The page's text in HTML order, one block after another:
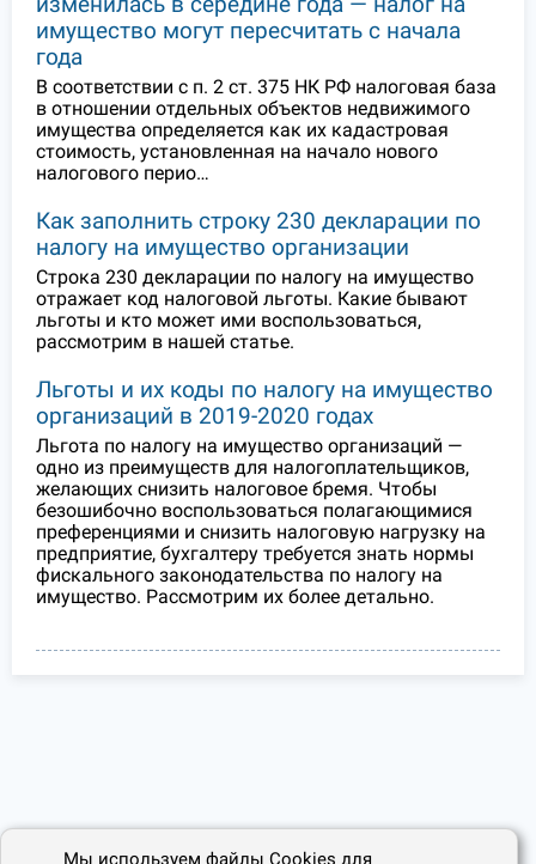
имущество могут пересчитать с начала
года
В соответствии с п. 2 ст. 375 НК РФ налоговая база
в отношении отдельных объектов недвижимого
имущества определяется как их кадастровая
стоимость, установленная на начало нового
налогового перио…
Как заполнить строку 230 декларации по
налогу на имущество организации
Строка 230 декларации по налогу на имущество
отражает код налоговой льготы. Какие бывают
льготы и кто может ими воспользоваться,
рассмотрим в нашей статье.
Льготы и их коды по налогу на имущество
организаций в 2019-2020 годах
Льгота по налогу на имущество организаций —
одно из преимуществ для налогоплательщиков,
желающих снизить налоговое бремя. Чтобы
безошибочно воспользоваться полагающимися
преференциями и снизить налоговую нагрузку на
предприятие, бухгалтеру требуется знать нормы
фискального законодательства по налогу на
имущество. Рассмотрим их более детально.
Мы используем файлы Cookies для